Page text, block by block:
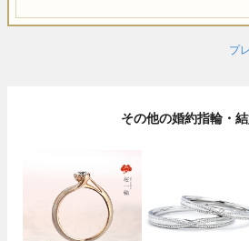
プ
その他の婚約指輪・